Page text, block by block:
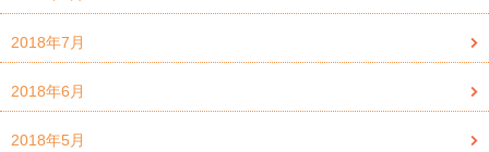
2018年7月
2018年6月
2018年5月